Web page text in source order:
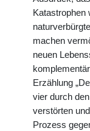
Katastrophen
machen
neuen
Erzählung
vier durch
verstörten
Prozess